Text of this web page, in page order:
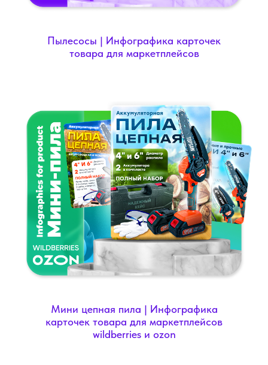
Пылесосы | Инфографика карточек
товара для маркетплейсов
Мини цепная пила | Инфографика
карточек товара для маркетплейсов
wildberries и ozon